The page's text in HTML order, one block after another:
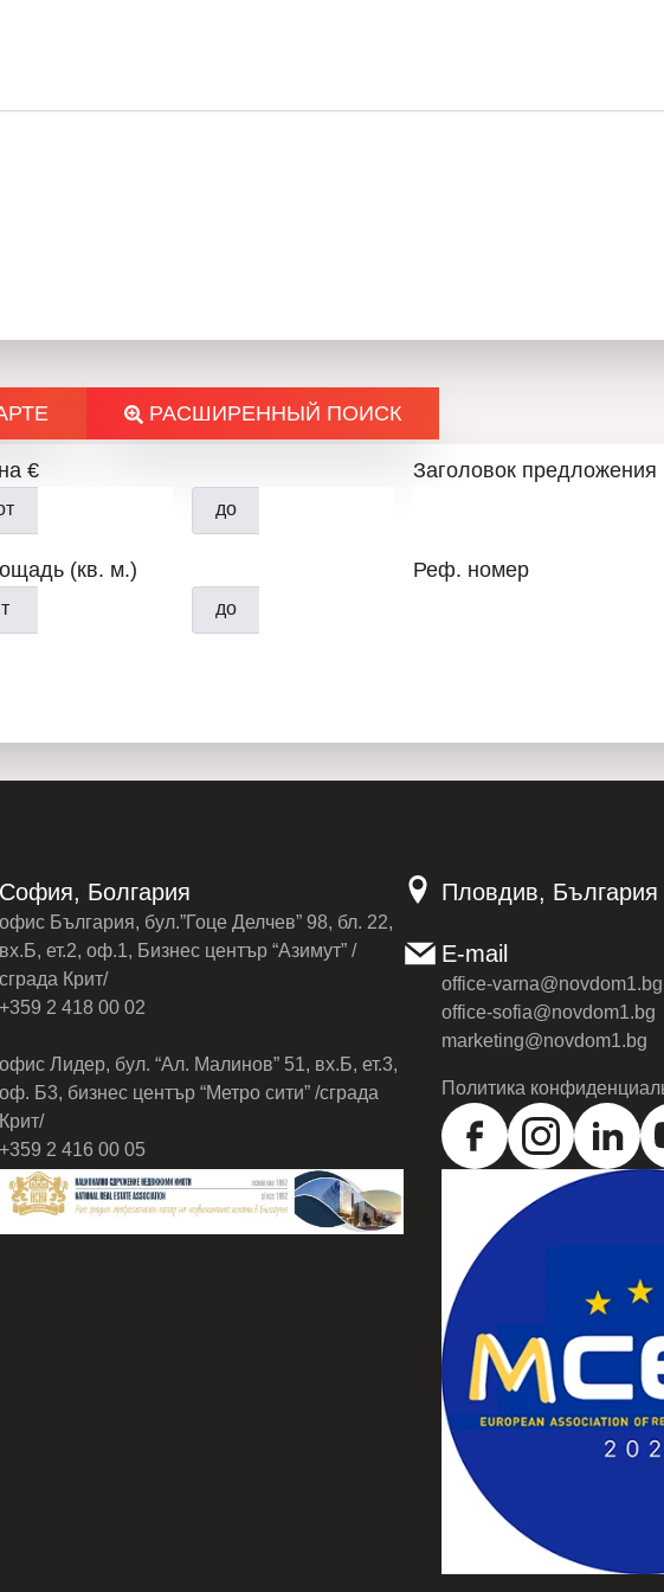
помогающим в получении банковского кредита на
потребностей и возможностей клиента. „Строительно-
ключ» на самых выгодных условиях и по лучшим ценам.
„Консультант по недвижимости“: Георги Владков —
ГЕОРГИ ВЛАДКОВ
0879090400
ПОЗВОНИТЕ
ВСЕ ОБЪЯВЛЕНИЯ
РАСШИРЕННЫЙ ПОИСК
€
до
(кв. м.)
т до
Заголовок предложения
Реф. номер
София, Болгария
офис България, бул.”Гоце Делчев” 98, бл. 22,
вх.Б, ет.2, оф.1, Бизнес център “Азимут” /
сграда Крит/
+359 2 418 00 02
офис Лидер, бул. “Ал. Малинов” 51, вх.Б, ет.3,
оф. Б3, бизнес център “Метро сити” /сграда
Крит/
+359 2 416 00 05
Пловдив, България
E-mail
office-varna@novdom1.bg
office-sofia@novdom1.bg
marketing@novdom1.bg
Политика